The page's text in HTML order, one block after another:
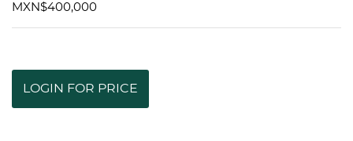
MXN$400,000
LOGIN FOR PRICE